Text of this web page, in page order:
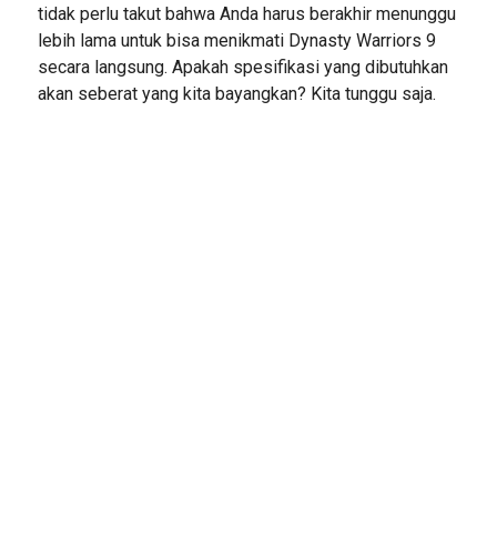
tidak perlu takut bahwa Anda harus berakhir menunggu
lebih lama untuk bisa menikmati Dynasty Warriors 9
secara langsung. Apakah spesifikasi yang dibutuhkan
akan seberat yang kita bayangkan? Kita tunggu saja.